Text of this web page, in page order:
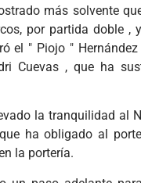
más solvente
por partida doble ,
el " Piojo "
Cuevas , que ha
la tranquilidad al
ha obligado al
la portería.